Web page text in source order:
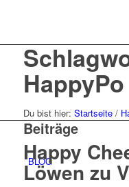
BLOG
HappyPo
Du bist hier: Startseite /
Beiträge
Happy
Löwen zu